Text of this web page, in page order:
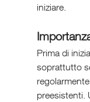
iniziare.
Prima di
soprattutto
preesistenti.